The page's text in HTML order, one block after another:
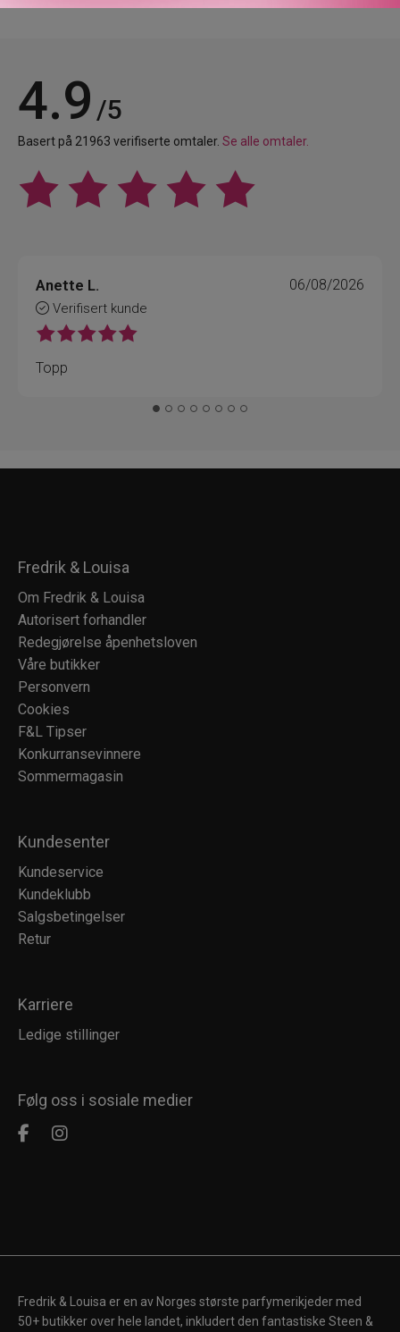
4.9 /5
Basert på 21963 verifiserte omtaler. Se alle omtaler.
Anette L.
Verifisert kunde
06/08/2026
Topp
Fredrik & Louisa
Om Fredrik & Louisa
Autorisert forhandler
Redegjørelse åpenhetsloven
Våre butikker
Personvern
Cookies
F&L Tipser
Konkurransevinnere
Sommermagasin
Kundesenter
Kundeservice
Kundeklubb
Salgsbetingelser
Retur
Karriere
Ledige stillinger
Følg oss i sosiale medier
Fredrik & Louisa er en av Norges største parfymerikjeder med
50+ butikker over hele landet, inkludert den fantastiske Steen &